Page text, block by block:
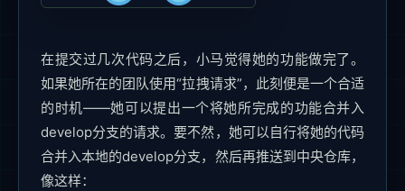
在提交过几次代码之后，小马觉得她的功能做完了。
如果她所在的团队使用“拉拽请求”，此刻便是一个合适
的时机——她可以提出一个将她所完成的功能合并入
develop分支的请求。要不然，她可以自行将她的代码
合并入本地的develop分支，然后再推送到中央仓库，
像这样：